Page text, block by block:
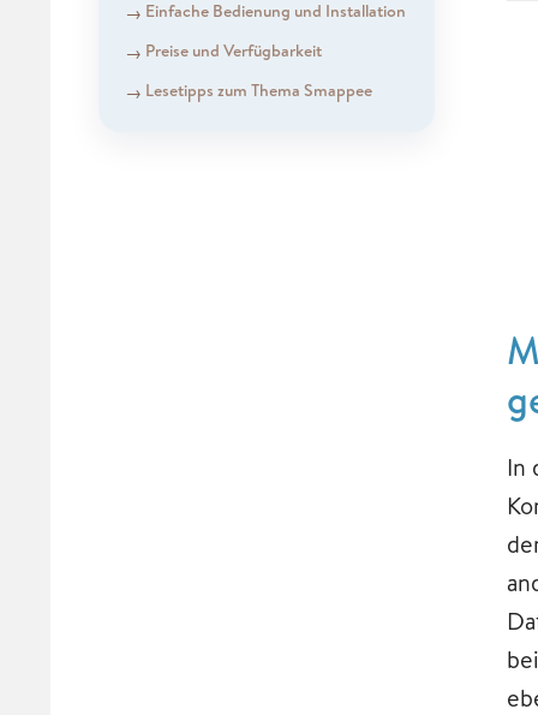
Einfache Bedienung und Installation
Preise und Verfügbarkeit
Lesetipps zum Thema Smappee
In